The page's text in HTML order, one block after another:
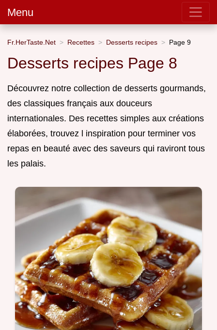
Menu
Fr.HerTaste.Net Recettes Desserts recipes Page 9
Desserts recipes Page 8
Découvrez notre collection de desserts gourmands,
des classiques français aux douceurs
internationales. Des recettes simples aux créations
élaborées, trouvez l inspiration pour terminer vos
repas en beauté avec des saveurs qui raviront tous
les palais.